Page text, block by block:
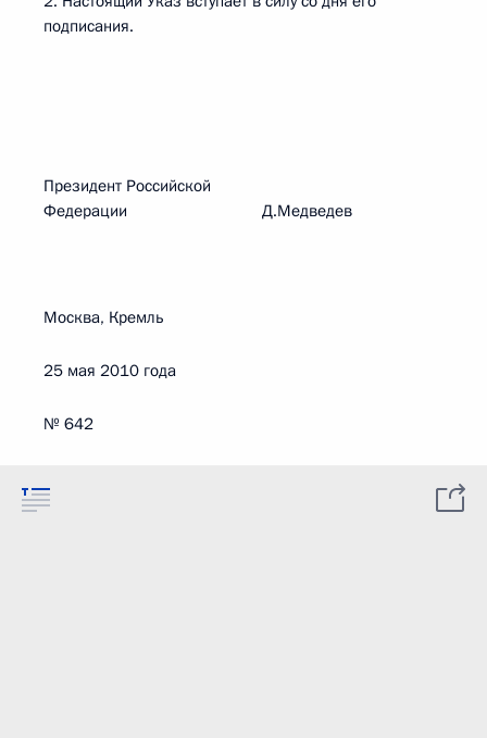
подписания.
Президент Российской
Федерации Д.Медведев
Москва, Кремль
25 мая 2010 года
№ 642